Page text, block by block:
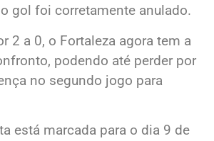
gol foi corretamente anulado.
2 a 0, o Fortaleza agora tem a
podendo até perder por
no segundo jogo para
está marcada para o dia 9 de